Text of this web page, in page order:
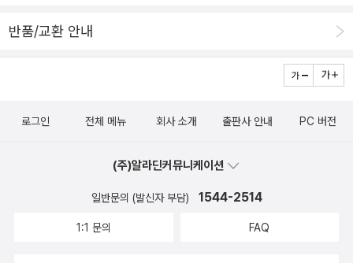
스 캠핑장 1이야기인가봐요.이 내용을 완전히 이해하기 위해 15권이
의 초대장을 받고 정신이는 서바이벌 캠핑대회에 참가합니다.부러진
보더니'거봐요~ 재밌죠? 그러니까 15권 사주세요~'서바이벌 캠핑장
사건이 발생합니다.물이 귀하니 방향을 알아보는 실험을 했던 물을
마신다거나혼합물의 분리에서 배웠다고 도시락을 섞어 물을 넣거나
버렸습니다.놓지 마 과학 16권/카드탄탄한 파워카드!이런 카드는 또
반품/교환 안내
로그인 전체 메뉴 회사 소개 출판사 안내 PC 버전
(주)알라딘커뮤니케이션
일반문의 (발신자 부담) 1544-2514
1:1 문의 FAQ